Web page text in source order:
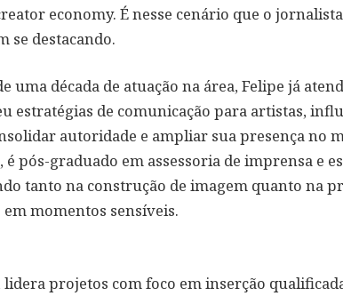
economy. É nesse cenário que o
se destacando.
uma década de atuação na área, Felipe já
estratégias de comunicação para artistas,
autoridade e ampliar sua presença no
é pós-graduado em assessoria de imprensa e
tanto na construção de imagem quanto na
momentos sensíveis.
lidera projetos com foco em inserção